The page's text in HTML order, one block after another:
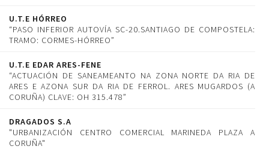
U.T.E HÓRREO
“PASO INFERIOR AUTOVÍA SC-20.SANTIAGO DE COMPOSTELA:
TRAMO: CORMES-HÓRREO”
U.T.E EDAR ARES-FENE
“ACTUACIÓN DE SANEAMEANTO NA ZONA NORTE DA RIA DE
ARES E AZONA SUR DA RIA DE FERROL. ARES MUGARDOS (A
CORUÑA) CLAVE: OH 315.478”
DRAGADOS S.A
"URBANIZACIÓN CENTRO COMERCIAL MARINEDA PLAZA A
CORUÑA"